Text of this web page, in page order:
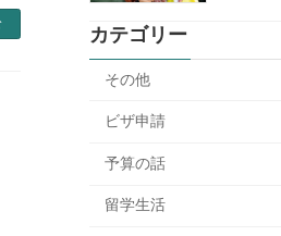
カテゴリー
その他
ビザ申請
予算の話
留学生活